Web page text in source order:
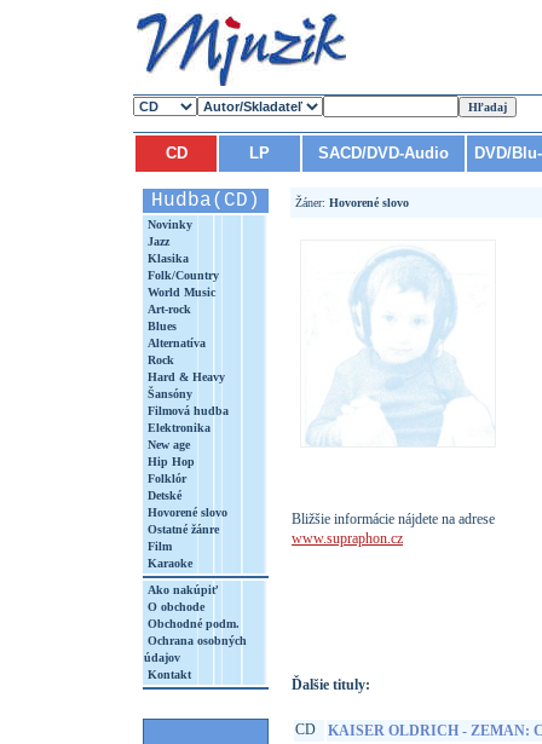
CD LP SACD/DVD-Audio DVD/
Hudba(CD)
Novinky
Jazz
Klasika
Folk/Country
World Music
Art-rock
Blues
Alternatíva
Rock
Hard & Heavy
Šansóny
Filmová hudba
Elektronika
New age
Hip Hop
Folklór
Detské
Hovorené slovo
Ostatné žánre
Film
Karaoke
Ako nakúpiť
O obchode
Obchodné podm.
Ochrana osobných
údajov
Kontakt
Žáner: Hovorené slovo
Bližšie informácie nájdete na adrese
www.supraphon.cz
Ďalšie tituly:
CD
KAISER OLDRICH - ZEMAN: